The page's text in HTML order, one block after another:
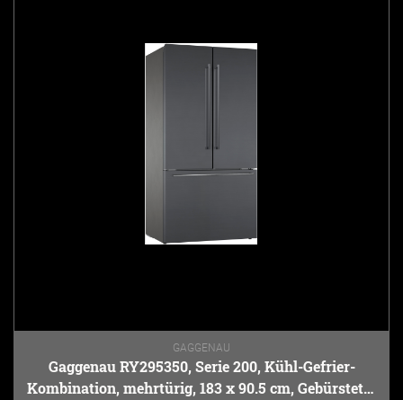
GAGGENAU
Gaggenau RY295350, Serie 200, Kühl-Gefrier-
Kombination, mehrtürig, 183 x 90.5 cm, Gebürsteter